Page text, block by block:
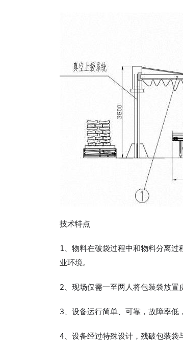
技术特点
1、物料在破袋过程中和物料分离
业环境。
2、现场仅需一至两人将包装袋放置
3、设备运行简单、可靠，故障率低
4、设备经过特殊设计，残破包装袋